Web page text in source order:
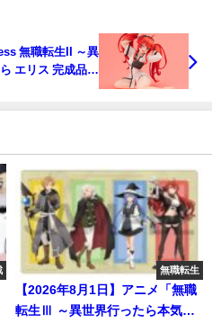
無職転生II ～異
エリス 完成品フ
無職転生
【2026年8月1日】アニメ「無職
転生Ⅲ ～異世界行ったら本気だ